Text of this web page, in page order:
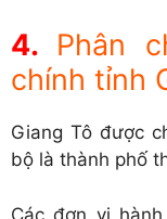
Phân
chính tỉnh
Giang Tô được
bộ là thành phố
Các đơn vị